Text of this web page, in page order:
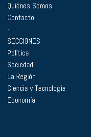
Quiénes Somos
Contacto
-
SECCIONES
Política
Sociedad
La Región
Ciencia y Tecnología
Economía